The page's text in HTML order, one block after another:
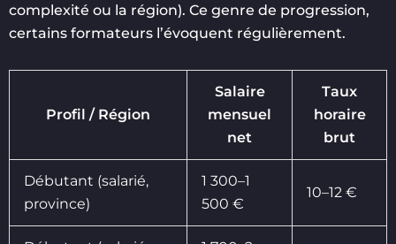
complexité ou la région). Ce genre de progression,
certains formateurs l’évoquent régulièrement.
Profil / Région
Salaire
mensuel
net
Taux
horaire
brut
Débutant (salarié,
province)
1 300–1
500 €
10–12 €